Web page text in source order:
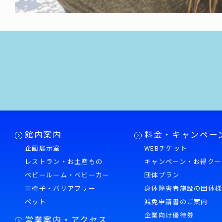
館内案内
企画展示室
レストラン・お土産もの
ベビールーム・ベビーカー
車椅子・バリアフリー
ペット
営業案内・アクセス
料金・キャンペー
WEBチケット
キャンペーン・お得ク
団体プラン
身体障害者施設の団体様
減免申請書のご案内
企業向け優待券